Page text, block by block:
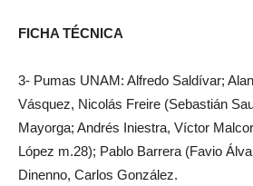
FICHA TÉCNICA
3- Pumas UNAM: Alfredo Saldívar;
Vásquez, Nicolás Freire (Sebastián
Mayorga; Andrés Iniestra, Víctor
López m.28); Pablo Barrera (Favio
Dinenno, Carlos González.